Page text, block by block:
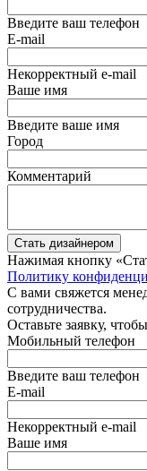
Введите ваш телефон
E-mail
Некорректный e-mail
Ваше имя
Введите ваше имя
Город
Комментарий
Стать дизайнером
Нажимая кнопку
Политику
С вами свяжется
сотрудничества.
Оставьте заявку,
Мобильный телефон
Введите ваш телефон
E-mail
Некорректный e-mail
Ваше имя